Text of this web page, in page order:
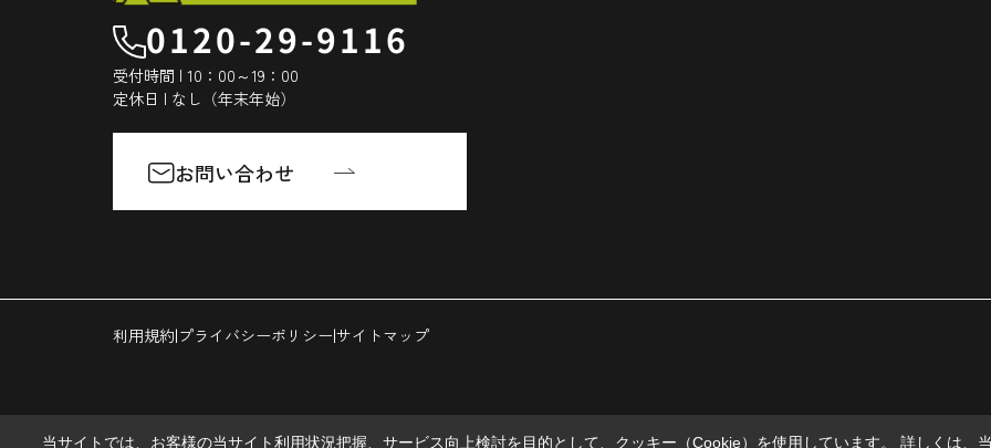
0120-29-9116
受付時間 | 10：00～19：00
定休日 | なし（年末年始）
お問い合わせ
利用規約|プライバシーポリシー|サイトマップ
当サイトでは、お客様の当サイト利用状況把握、サービス向上検討を目的として、クッキー（Cookie）を使用しています。 詳しくは、